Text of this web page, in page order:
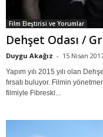
Film Eleştirisi ve Yorumlar
Dehşet Odası /
Duygu Akağız - 15 Nisan
Yapım yılı 2015 yılı olan
fırsatı buluyor. Filmin
filmiyle Fibreski...